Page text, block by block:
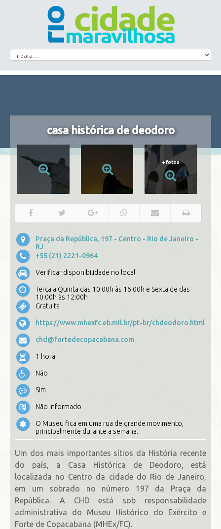
casa histórica de deodoro
+fotos
Praça da República, 197 - Centro - Rio de Janeiro -
RJ
+55 (21) 2221-0964
Verificar disponibilidade no local
Terça a Quinta das 10:00h às 16:00h e Sexta de das
10:00h às 12:00h
Gratuita
https://www.mhexfc.eb.mil.br/pt-br/chdeodoro.html
chd@fortedecopacabana.com
1 hora
Não
Sim
Não informado
O Museu fica em uma rua de grande movimento,
principalmente durante a semana.
Um dos mais importantes sítios da História recente
do país, a Casa Histórica de Deodoro, está
localizada no Centro da cidade do Rio de Janeiro,
em um sobrado no número 197 da Praça da
República. A CHD está sob responsabilidade
administrativa do Museu Histórico do Exército e
Forte de Copacabana (MHEx/FC).